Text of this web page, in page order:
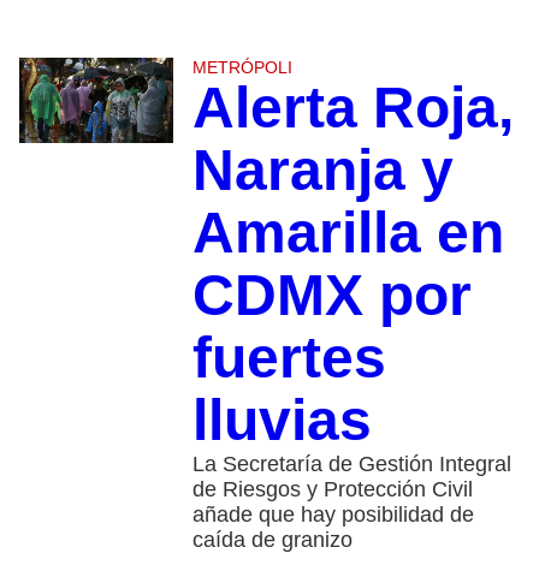
METRÓPOLI
Alerta Roja,
Naranja y
Amarilla en
CDMX por
fuertes
lluvias
La Secretaría de Gestión Integral
de Riesgos y Protección Civil
añade que hay posibilidad de
caída de granizo